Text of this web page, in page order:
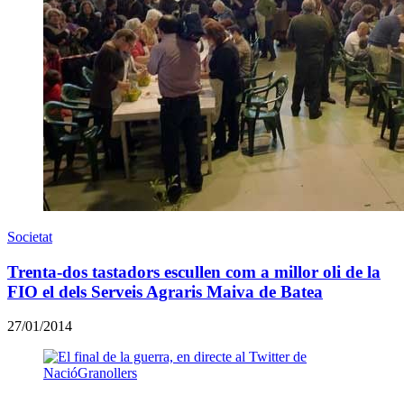
Societat
Trenta-dos tastadors escullen com a millor oli de la
FIO el dels Serveis Agraris Maiva de Batea
27/01/2014